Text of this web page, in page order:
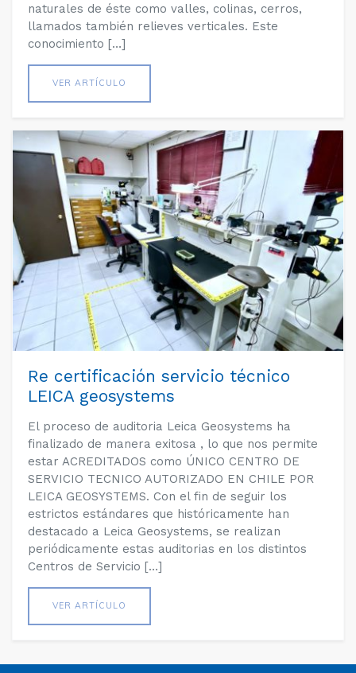
naturales de éste como valles, colinas, cerros,
llamados también relieves verticales. Este
conocimiento […]
VER ARTÍCULO
Re certificación servicio técnico
LEICA geosystems
El proceso de auditoria Leica Geosystems ha
finalizado de manera exitosa , lo que nos permite
estar ACREDITADOS como ÚNICO CENTRO DE
SERVICIO TECNICO AUTORIZADO EN CHILE POR
LEICA GEOSYSTEMS. Con el fin de seguir los
estrictos estándares que históricamente han
destacado a Leica Geosystems, se realizan
periódicamente estas auditorias en los distintos
Centros de Servicio […]
VER ARTÍCULO